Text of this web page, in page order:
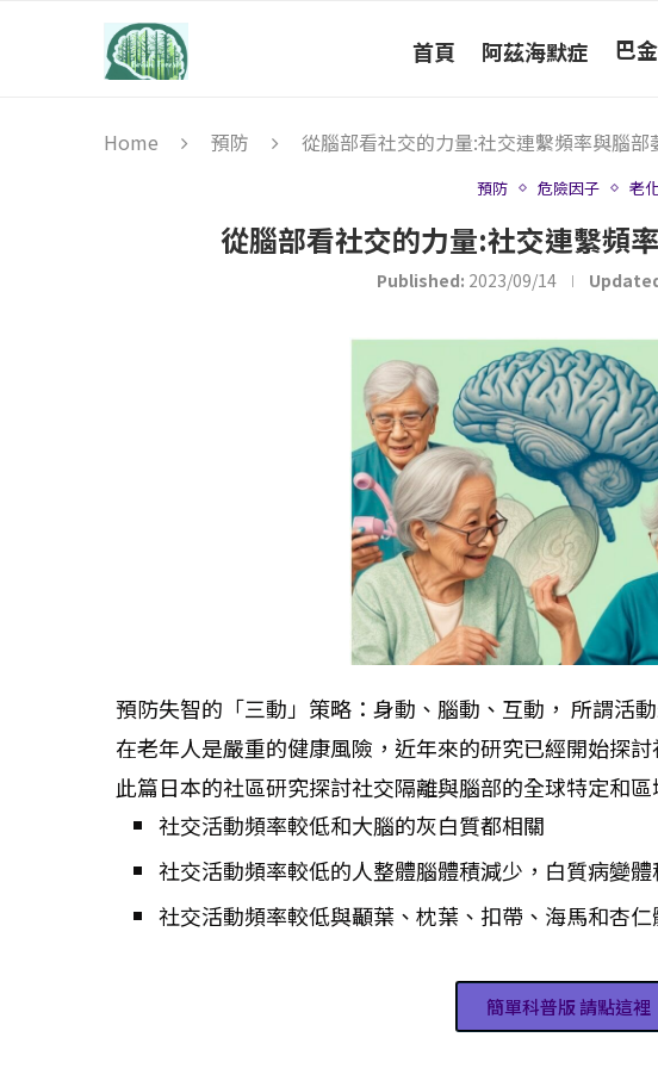
首頁 阿茲海默症 巴
Home 預防 從腦部看社交的力量:社交連繫頻率與腦部
預防 危險因子 老
從腦部看社交的力量:社交連繫頻
Published: 2023/09/14
預防失智的「三動」策略：身動、腦動、互動， 所謂活
在老年人是嚴重的健康風險，近年來的研究已經開始探
此篇日本的社區研究探討社交隔離與腦部的全球特定和
社交活動頻率較低和大腦的灰白質都相關
社交活動頻率較低的人整體腦體積減少，白質病變體
社交活動頻率較低與顳葉、枕葉、扣帶、海馬和杏仁
簡單科普版 請點這裡